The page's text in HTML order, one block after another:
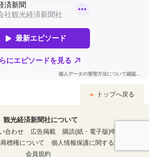
トップへ戻る
観光経済新聞社について
合わせ 広告掲載
購読(紙・電子版)申込
商標権について
個人情報保護に関する方針
会員規約